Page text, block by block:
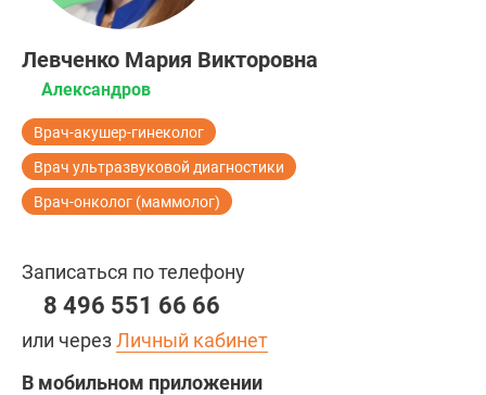
Левченко Мария Викторовна
Александров
Врач-акушер-гинеколог
Врач ультразвуковой диагностики
Врач-онколог (маммолог)
Записаться по телефону
8 496 551 66 66
или черезЛичный кабинет
В мобильном приложении